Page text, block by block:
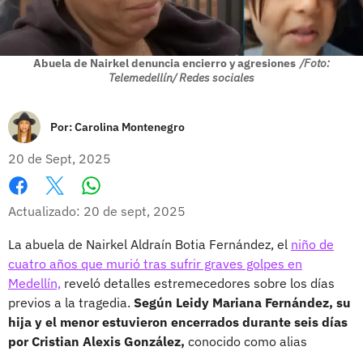
Abuela de Nairkel denuncia encierro y agresiones /Foto:
Telemedellín/ Redes sociales
Por:Carolina Montenegro
20 de Sept, 2025
Facebook
X
Actualizado: 20 de sept, 2025
La abuela de Nairkel Aldraín Botia Fernández, el niño de
cuatro años que murió tras sufrir graves golpes en
Medellín, reveló detalles estremecedores sobre los días
previos a la tragedia. Según Leidy Mariana Fernández, su
hija y el menor estuvieron encerrados durante seis días
por Cristian Alexis González, conocido como alias